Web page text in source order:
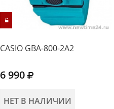
CASIO GBA-800-2A2
6 990
НЕТ В НАЛИЧИИ